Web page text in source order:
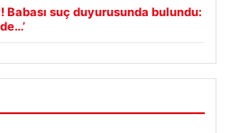
Babası suç duyurusunda bulundu: